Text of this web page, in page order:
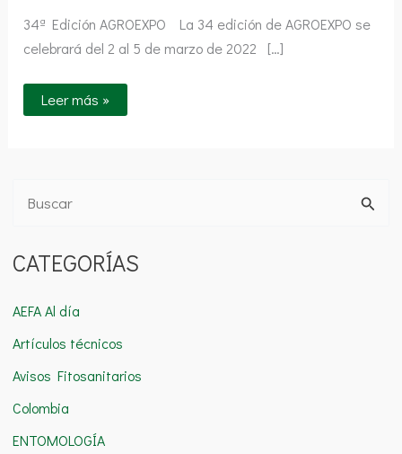
34ª Edición AGROEXPO La 34 edición de AGROEXPO se
celebrará del 2 al 5 de marzo de 2022 […]
Leer más »
s
a
r
p
o
r
CATEGORÍAS
AEFA Al día
Artículos técnicos
Avisos Fitosanitarios
Colombia
ENTOMOLOGÍA